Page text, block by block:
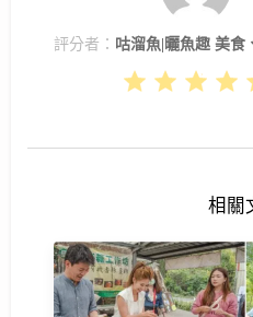
評分者： 咕溜魚|曬魚趣 美食
相關